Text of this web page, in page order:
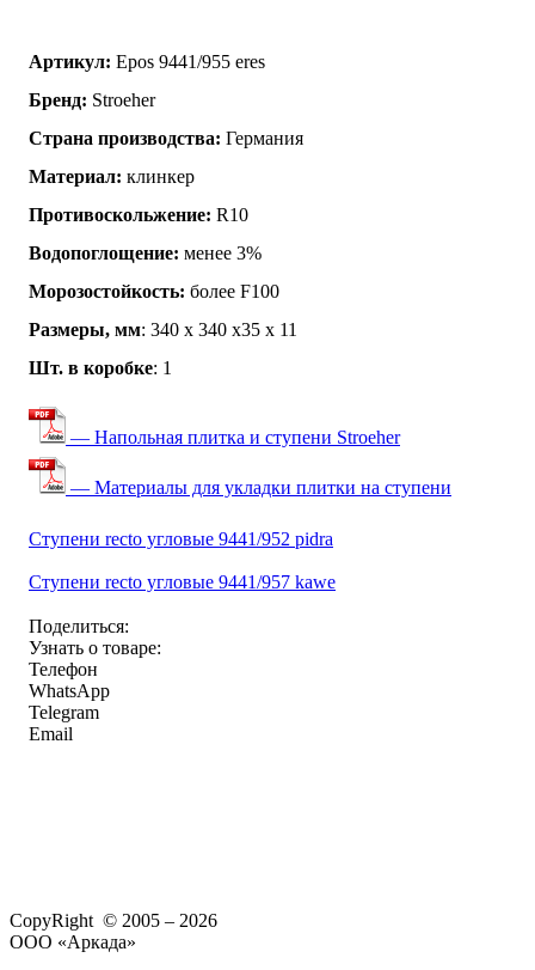
Артикул: Epos 9441/955 eres
Бренд: Stroeher
Страна производства: Германия
Материал: клинкер
Противоскольжение: R10
Водопоглощение: менее 3%
Морозостойкость: более F100
Размеры, мм: 340 х 340 х35 х 11
Шт. в коробке: 1
— Напольная плитка и ступени Stroeher
— Материалы для укладки плитки на ступени
Ступени recto угловые 9441/952 pidra
Ступени recto угловые 9441/957 kawe
Поделиться:
Узнать о товаре:
Телефон
WhatsApp
Telegram
Email
CopyRight © 2005 – 2026
ООО «Аркада»